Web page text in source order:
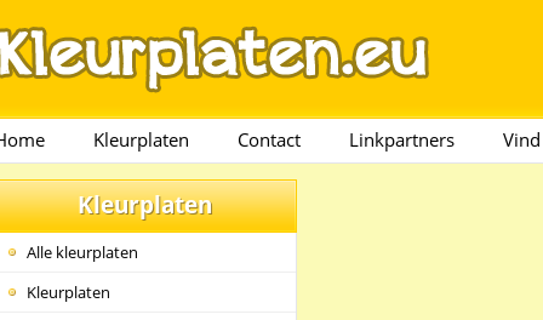
Kleurplaten Contact Linkpartners
Kleurplaten
Alle kleurplaten
Kleurplaten